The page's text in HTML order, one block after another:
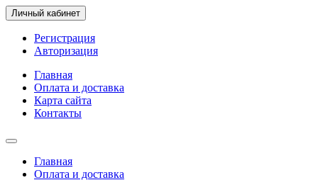
Личный кабинет
Регистрация
Авторизация
Главная
Оплата и доставка
Карта сайта
Контакты
Главная
Оплата и доставка